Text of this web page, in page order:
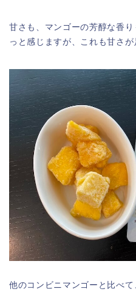
甘さも、マンゴーの芳醇な香
っと感じますが、これも甘さ
他のコンビニマンゴーと比べて